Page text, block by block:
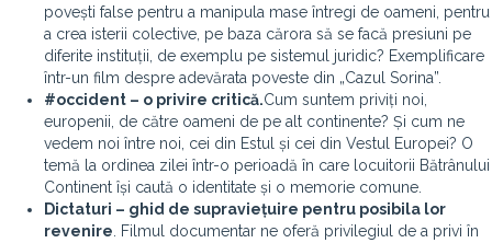
povești false pentru a manipula mase întregi de oameni, pentru
a crea isterii colective, pe baza cărora să se facă presiuni pe
diferite instituții, de exemplu pe sistemul juridic? Exemplificare
într-un film despre adevărata poveste din „Cazul Sorina”.
#occident – o privire critică.Cum suntem priviți noi,
europenii, de către oameni de pe alt continente? Și cum ne
vedem noi între noi, cei din Estul și cei din Vestul Europei? O
temă la ordinea zilei într-o perioadă în care locuitorii Bătrânului
Continent își caută o identitate și o memorie comune.
Dictaturi – ghid de supraviețuire pentru posibila lor
revenire . Filmul documentar ne oferă privilegiul de a privi în